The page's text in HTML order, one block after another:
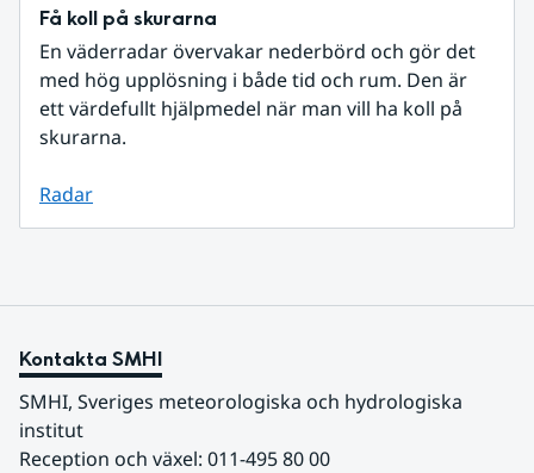
Få koll på skurarna
En väderradar övervakar nederbörd och gör det
med hög upplösning i både tid och rum. Den är
ett värdefullt hjälpmedel när man vill ha koll på
skurarna.
Radar
Kontakta SMHI
SMHI, Sveriges meteorologiska och hydrologiska
institut
Reception och växel: 011-495 80 00